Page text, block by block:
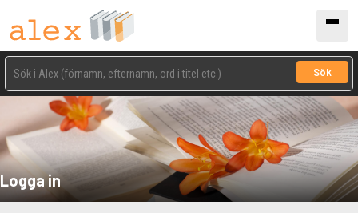
Sök
Logga in